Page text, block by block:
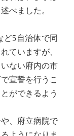
べました。
5自治体で同
ていますが、
ない府内の市
宣誓を行うこ
ができるよう
、府立病院で